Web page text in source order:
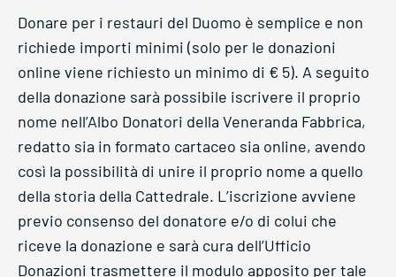
Donare per i restauri del Duomo è semplice e non
richiede importi minimi (solo per le donazioni
online viene richiesto un minimo di € 5). A seguito
della donazione sarà possibile iscrivere il proprio
nome nell’Albo Donatori della Veneranda Fabbrica,
redatto sia in formato cartaceo sia online, avendo
così la possibilità di unire il proprio nome a quello
della storia della Cattedrale. L’iscrizione avviene
previo consenso del donatore e/o di colui che
riceve la donazione e sarà cura dell’Ufficio
Donazioni trasmettere il modulo apposito per tale